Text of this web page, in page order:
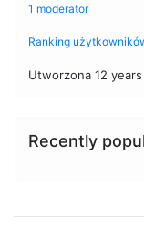
1 moderator
Ranking
Utworzona 12
Recently